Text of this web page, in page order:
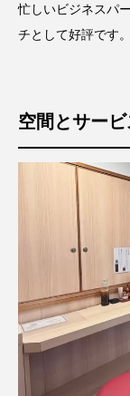
忙しいビジネスパ
チとして好評です。
空間とサービ